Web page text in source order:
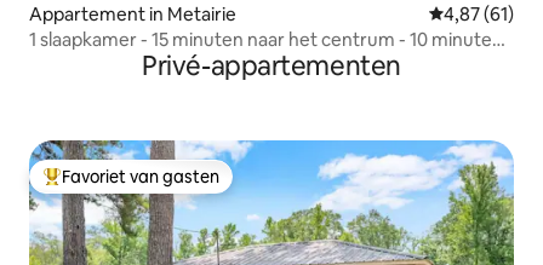
Appartement in Metairie Gemiddelde
4,87 (61)
1 slaapkamer - 15 minuten naar het centrum - 10 minuten
naar de luchthavenPrivé-appartementen
Topfavoriet van gasten
Favoriet van gasten